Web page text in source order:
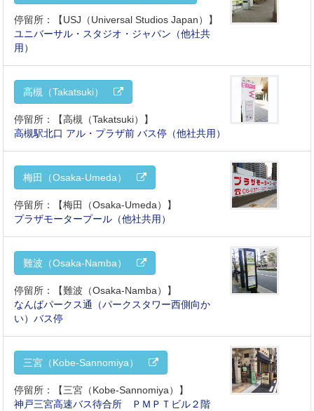
停留所：【USJ（Universal Studios Japan）】
ユニバーサル・スタジオ・ジャパン（他社共
用）
高槻（Takatsuki）
停留所：【高槻（Takatsuki）】
高槻駅北口 アル・プラザ前 バス停（他社共用）
梅田（Osaka-Umeda）
停留所：【梅田（Osaka-Umeda）】
プラザモータープール（他社共用）
難波（Osaka-Namba）
停留所：【難波（Osaka-Namba）】
なんばパークス通（パークスタワー西側向か
い）バス停
三宮（Kobe-Sannomiya）
停留所：【三宮（Kobe-Sannomiya）】
神戸三宮高速バス待合所 ＰＭＰＴビル２階